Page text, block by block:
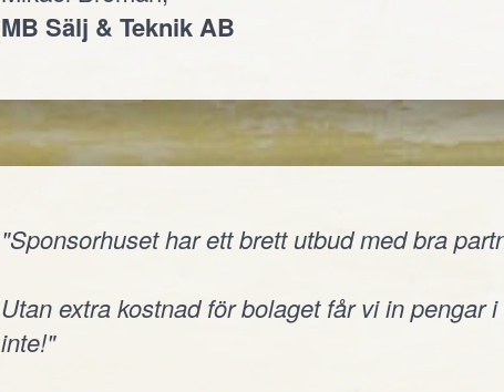
MB Sälj & Teknik AB
"Sponsorhuset har ett brett utbud med bra
Utan extra kostnad för bolaget får vi in pengar
inte!"